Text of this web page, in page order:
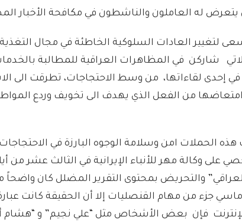
له العاملون والناشطون في مكافحة الأخبار
لتغيير العادات السلوكية الخاطئة في مجال
شاركن في المظاهرات العراقية للمطالبة
إحدى لقاءاتها، من وسط الاحتجاجات، تطرقت الى
من الفعل الذي يهدف الى تخويف وردع
الحملات امن وسلامة الوجوه البارزة في
مهر للأنباء الإيرانية في الثالث عشر من أيلول/
والتحريض بمحتوى التقرير المضلل كان واضحاً
جزء من مهام القنصليات إلا أن الحقيقة كانت
فإن بعض الأشخاص مثل “علي نجيم” و “هشام